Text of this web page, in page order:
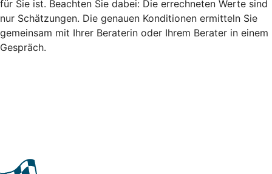
für Sie ist. Beachten Sie dabei: Die errechneten Werte sind
nur Schätzungen. Die genauen Konditionen ermitteln Sie
gemeinsam mit Ihrer Beraterin oder Ihrem Berater in einem
Gespräch.